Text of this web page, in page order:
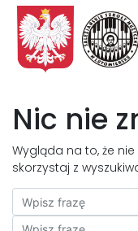
Nic nie
Wygląda na to, że
skorzystaj z
Szukaj
Szukaj